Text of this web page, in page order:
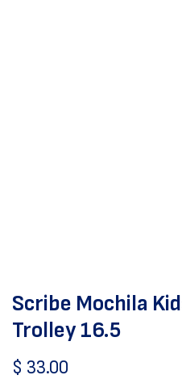
Scribe Mochila
Trolley 16.5
$ 33.00